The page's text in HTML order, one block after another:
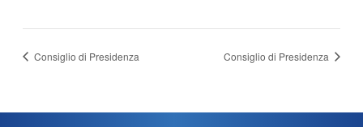
Consiglio di Presidenza Consiglio di Presidenza